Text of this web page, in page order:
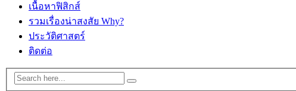
เนื้อหาฟิสิกส์
รวมเรื่องน่าสงสัย Why?
ประวัติศาสตร์
ติดต่อ